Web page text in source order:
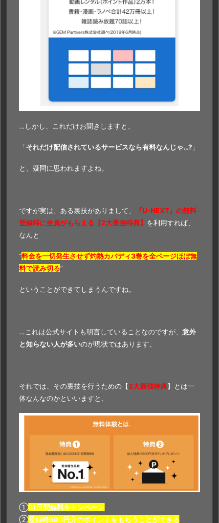
…しかし、これだけお聞きしますと、
「それだけ配信されているサービスなら有料なんじゃ…? 」
と、疑問に思われますよね。
ですが実は、ある裏技がありまして、
『U-NEXT』の無料
登録時に全員がもらえる【2大最強特典】 を利用すれば、
なんと
“料金を一切発生させず灼熱カバディ3巻を全ページほぼ無
料で読み切る”
ということができてしまうんですね。
…これは公式サイトも明言していることなのですが、 意外
と知らない人が多いのが現状ではあります。
それでは、その裏技を行うための【2大最強特典】とは一
体なんなのかといいますと、
①31日間無料キャンペーン
②登録時600円分のポイントをもらうことができる